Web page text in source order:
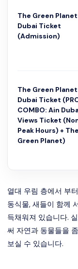
The Green Planet
Dubai Ticket
(Admission)
The Green Planet
Dubai Ticket
COMBO: Ain
Views Ticket
Peak Hours) + The
Green Planet)
열대 우림 층에서 부
동식물, 새들이 함께
득채워져 있습니다.
써 자연과 동물들을
보실 수 있습니다.